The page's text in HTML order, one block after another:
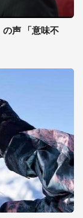
の声 「意味不